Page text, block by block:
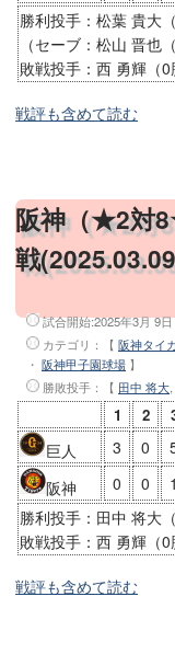
勝利投手：松葉 貴大
（セーブ：松山 晋也
敗戦投手：西 勇輝（0
戦評も含めて読む
阪神（★2対
戦
試合開始:2025年3月 9
カテゴリ：【 阪神タイ
・ 阪神甲子園球場 】
勝敗投手 ：【 田中 将大
1 2
巨人 3 0
阪神
0 0 1
勝利投手：田中 将大
敗戦投手：西 勇輝（0
戦評も含めて読む